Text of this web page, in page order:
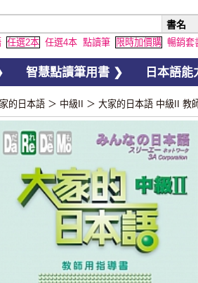
任選2本 任選4本 點讀筆 限時加價購 暢銷套
智慧點讀筆用書 ❯ 日本語
的日本語 ＞ 中級II ＞ 大家的日本語 中級II 教